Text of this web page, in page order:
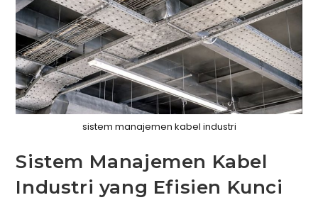
sistem manajemen kabel industri
Sistem Manajemen Kabel
Industri yang Efisien Kunci